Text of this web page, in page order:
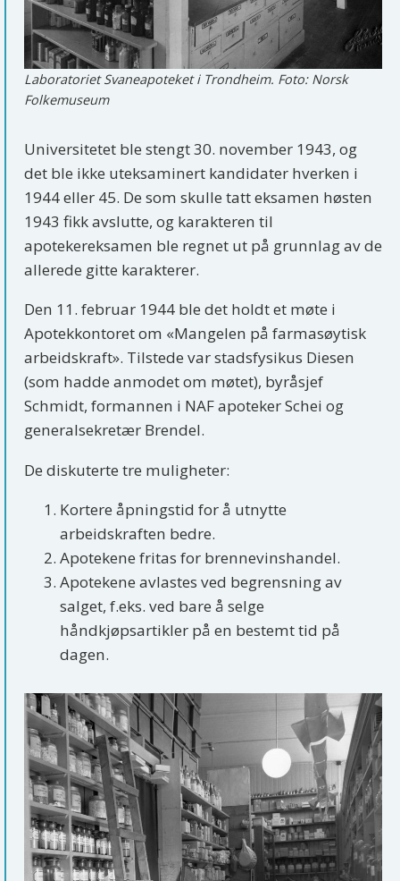
Laboratoriet Svaneapoteket i Trondheim. Foto: Norsk
Folkemuseum
Universitetet ble stengt 30. november 1943, og
det ble ikke uteksaminert kandidater hverken i
1944 eller 45. De som skulle tatt eksamen høsten
1943 fikk avslutte, og karakteren til
apotekereksamen ble regnet ut på grunnlag av de
allerede gitte karakterer.
Den 11. februar 1944 ble det holdt et møte i
Apotekkontoret om «Mangelen på farmasøytisk
arbeidskraft». Tilstede var stadsfysikus Diesen
(som hadde anmodet om møtet), byråsjef
Schmidt, formannen i NAF apoteker Schei og
generalsekretær Brendel.
De diskuterte tre muligheter:
Kortere åpningstid for å utnytte
arbeidskraften bedre.
Apotekene fritas for brennevinshandel.
Apotekene avlastes ved begrensning av
salget, f.eks. ved bare å selge
håndkjøpsartikler på en bestemt tid på
dagen.